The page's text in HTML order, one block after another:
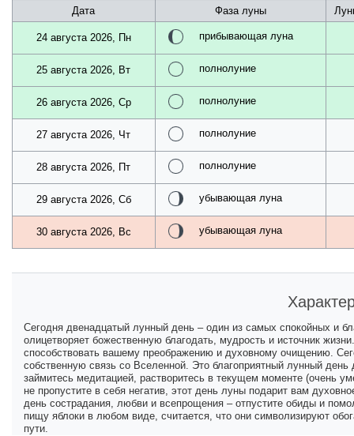
Дата Фаза луны
24 августа 2026, Пн прибывающая луна
25 августа 2026, Вт полнолуние
26 августа 2026, Ср полнолуние
27 августа 2026, Чт полнолуние
28 августа 2026, Пт полнолуние
29 августа 2026, Сб убывающая луна
30 августа 2026, Вс убывающая луна
Сегодня двенадцатый лунный день – один из самых спокойных и
олицетворяет божественную благодать, мудрость и источник
способствовать вашему преображению и духовному очищению.
собственную связь со Вселенной. Это благоприятный лунный
займитесь медитацией, растворитесь в текущем моменте (очень
не пропустите в себя негатив, этот день луны подарит вам
день сострадания, любви и всепрощения – отпустите обиды и
пищу яблоки в любом виде, считается, что они символизируют
пути.